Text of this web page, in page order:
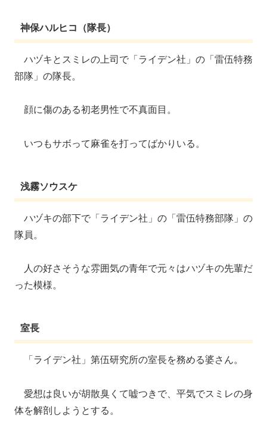
神保ハルヒコ（隊長）
ハヅキとスミレの上司で「ライデン社」の「雷伍特務
部隊」の隊長。
顔に傷のある初老男性で不真面目。
いつもサボって麻雀を打ってばかりいる。
浅霧ソウスケ
ハヅキの部下で「ライデン社」の「雷伍特務部隊」の
隊員。
人の好さそうな雰囲気の青年で元々はハヅキの先輩だ
った模様。
室長
「ライデン社」第伍研究所の室長を務める婆さん。
愛想は良いが胡散臭くて嘘つきで、平気でスミレの身
体を解剖しようとする。